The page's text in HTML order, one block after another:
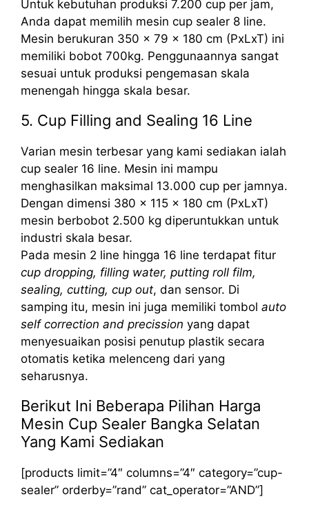
Untuk kebutuhan produksi 7.200 cup per jam,
Anda dapat memilih mesin cup sealer 8 line.
Mesin berukuran 350 x 79 x 180 cm (PxLxT) ini
memiliki bobot 700kg. Penggunaannya sangat
sesuai untuk produksi pengemasan skala
menengah hingga skala besar.
5. Cup Filling and Sealing 16 Line
Varian mesin terbesar yang kami sediakan ialah
cup sealer 16 line. Mesin ini mampu
menghasilkan maksimal 13.000 cup per jamnya.
Dengan dimensi 380 x 115 x 180 cm (PxLxT)
mesin berbobot 2.500 kg diperuntukkan untuk
industri skala besar.
Pada mesin 2 line hingga 16 line terdapat fitur
cup dropping, filling water, putting roll film,
sealing, cutting, cup out, dan sensor. Di
samping itu, mesin ini juga memiliki tombol auto
self correction and precission yang dapat
menyesuaikan posisi penutup plastik secara
otomatis ketika melenceng dari yang
seharusnya.
Berikut Ini Beberapa Pilihan Harga
Mesin Cup Sealer Bangka Selatan
Yang Kami Sediakan
[products limit=”4″ columns=”4″ category=”cup-
sealer” orderby=”rand” cat_operator=”AND”]